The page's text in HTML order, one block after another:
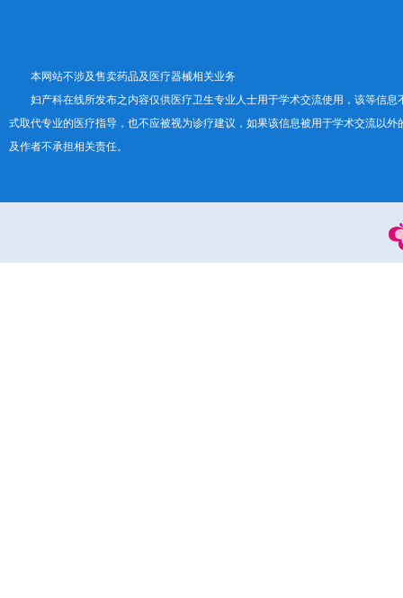
本网站不涉及售卖药品及医疗器械相关业务
妇产科在线所发布之内容仅供医疗卫生专业人士用于学术交流使用，该等信息
式取代专业的医疗指导，也不应被视为诊疗建议，如果该信息被用于学术交流以外
及作者不承担相关责任。